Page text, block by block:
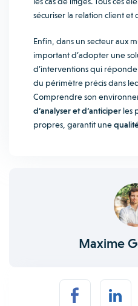
sécuriser la relation client et
Enfin, dans un secteur aux
important d’adopter une
d’interventions qui
du périmètre précis dans
Comprendre son
d’analyser et d’anticiper les
propres, garantit une
Maxime